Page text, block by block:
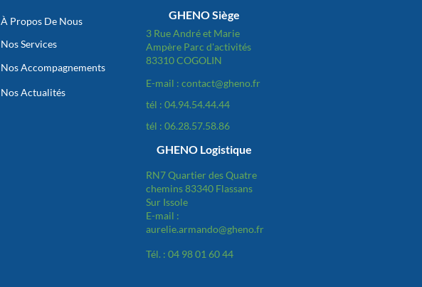
À Propos De Nous
Nos Services
Nos Accompagnements
Nos Actualités
GHENO Siège
3 Rue André et Marie
Ampère Parc d'activités
83310 COGOLIN
E-mail : contact@gheno.fr
tél : 04.94.54.44.44
tél : 06.28.57.58.86
GHENO Logistique
RN7 Quartier des Quatre
chemins 83340 Flassans
Sur Issole
E-mail :
aurelie.armando@gheno.fr
Tél. : 04 98 01 60 44